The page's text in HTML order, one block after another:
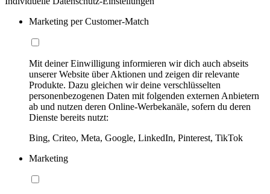
Marketing per Customer-Match
Mit deiner Einwilligung informieren wir dich auch abseits
unserer Website über Aktionen und zeigen dir relevante
Produkte. Dazu gleichen wir deine verschlüsselten
personenbezogenen Daten mit folgenden externen Anbietern
ab und nutzen deren Online-Werbekanäle, sofern du deren
Dienste bereits nutzt:
Bing, Criteo, Meta, Google, LinkedIn, Pinterest, TikTok
Marketing